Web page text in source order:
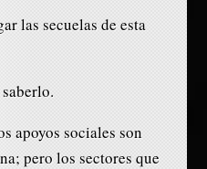
las secuelas de esta
apoyos sociales son
pero los sectores que